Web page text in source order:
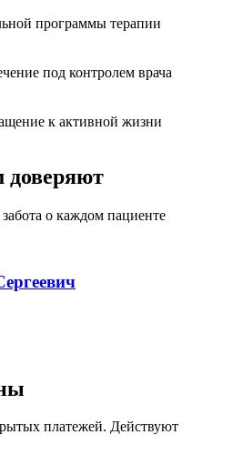
программы терапии
под контролем врача
к активной жизни
доверяют
о каждом пациенте
платежей. Действуют